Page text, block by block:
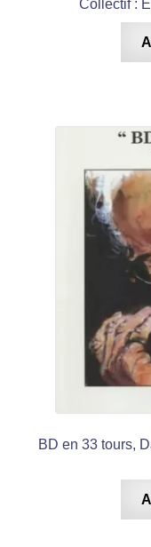
Collectif :
BD en 33 tours,